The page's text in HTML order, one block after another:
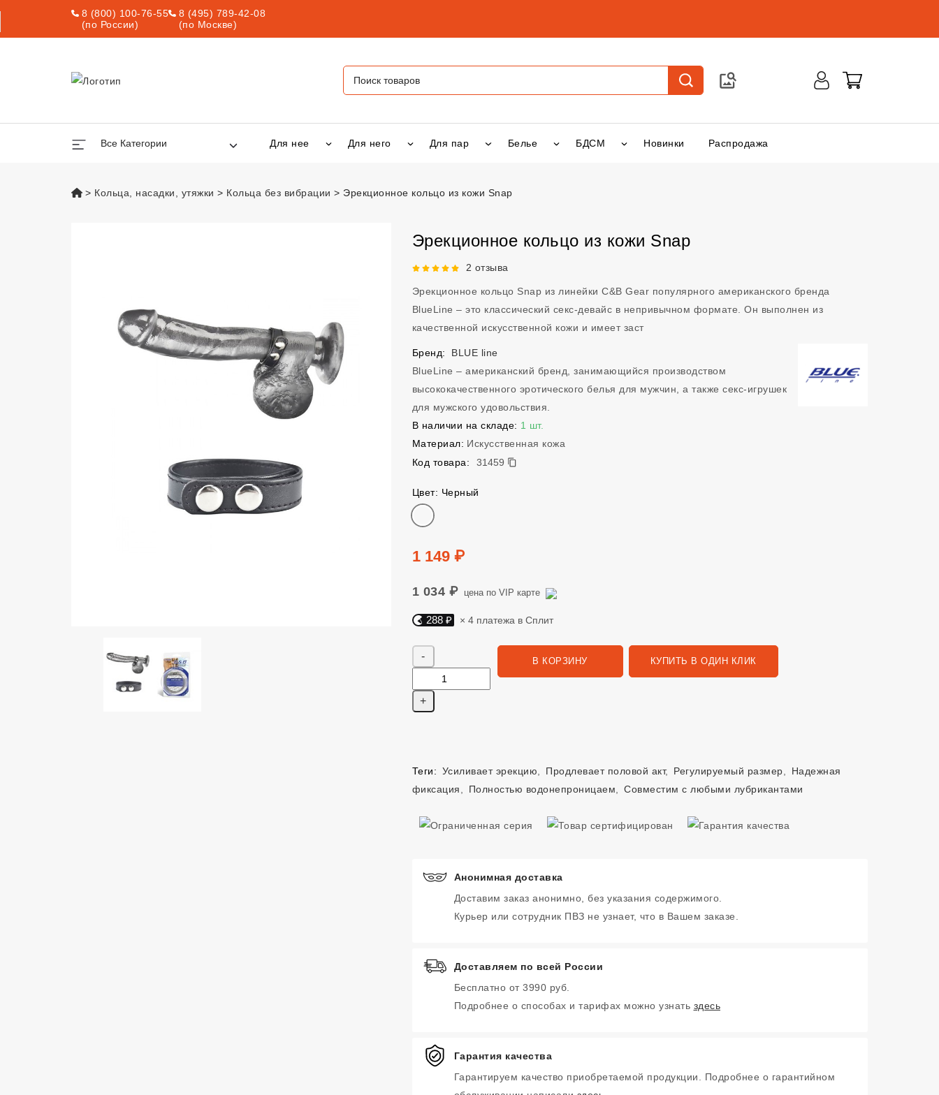
8 (800) 100-76-55
(по России)
8 (495) 789-42-08
(по Москве)
Все Категории Для нее Для него Для пар Белье БДСМ Новинки Распродажа
vsexshop.ru
Кольца, насадки, утяжки Кольца без вибрации Эрекционное кольцо из кожи Snap
Эрекционное кольцо из кожи Snap
Рейтинг 5 из 5.2 отзыва
Эрекционное кольцо Snap из линейки C&B Gear популярного американского бренда
BlueLine – это классический секс-девайс в непривычном формате. Он выполнен из
качественной искусственной кожи и имеет заст
Бренд:
BLUE line
BlueLine – американский бренд, занимающийся производством
высококачественного эротического белья для мужчин, а также секс-игрушек
для мужского удовольствия.
В наличии на складе: 1 шт.
Материал: Искусственная кожа
Код товара:
31459
31459
Цвет: Черный
Цвет
Цена
1 149 ₽
1 034 ₽ цена по VIP карте
Яндекс Сплит. 288 руб, 4 платежа в Сплит
288 ₽ × 4 платежа в Сплит
В КОРЗИНУ КУПИТЬ В ОДИН КЛИК
Теги: Усиливает эрекцию Продлевает половой акт, Регулируемый размер
Надежная
фиксация
Полностью водонепроницаем Совместим с любыми лубрикантами
Анонимная доставка
Доставим заказ анонимно, без указания содержимого.
Курьер или сотрудник ПВЗ не узнает, что в Вашем заказе.
Доставляем по всей России
Бесплатно от 3990 руб.
Подробнее о способах и тарифах можно узнать здесь
Гарантия качества
Гарантируем качество приобретаемой продукции. Подробнее о гарантийном